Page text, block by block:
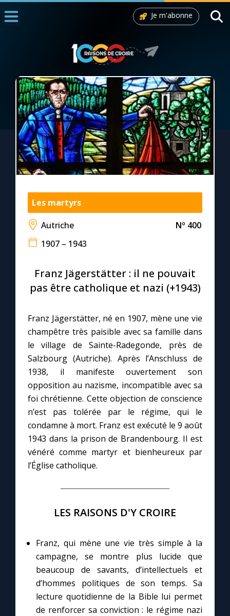
1000 Raisons de Croire
L'actualité de la semaine
La chaîne Youtube
La newsletter
La vidéo de la semaine
Le magazine
Le site internet
Questions-réponses
Prier au quotidien
Avec Thérèse de Lisieux
L'Évangile chaque jour
Les premiers samedis du mois
Marie qui défait les nœuds
Me consacrer à Jésus par Marie
Mes intentions de prière
Une Minute avec Marie
Une neuvaine
Je m'abonne
Les martyrs
Autriche
Nº 400
1907 – 1943
Franz Jägerstätter : il ne pouvait
pas être catholique et nazi (+1943)
Franz Jägerstätter, né en 1907, mène une vie
champêtre très paisible avec sa famille dans
le village de Sainte-Radegonde, près de
Salzbourg (Autriche). Après l’Anschluss de
1938, il manifeste ouvertement son
opposition au nazisme, incompatible avec sa
foi chrétienne. Cette objection de conscience
n’est pas tolérée par le régime, qui le
condamne à mort. Franz est exécuté le 9 août
1943 dans la prison de Brandenbourg. Il est
vénéré comme martyr et bienheureux par
l’Église catholique.
LES RAISONS D'Y CROIRE
Franz, qui mène une vie très simple à la
campagne, se montre plus lucide que
beaucoup de savants, d’intellectuels et
d’hommes politiques de son temps. Sa
lecture quotidienne de la Bible lui permet
de renforcer sa conviction : le régime nazi